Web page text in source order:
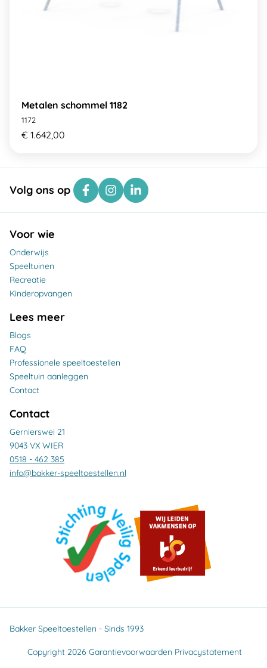
Metalen schommel 1182
1172
€ 1.642,00
Volg ons op
Voor wie
Onderwijs
Speeltuinen
Recreatie
Kinderopvangen
Lees meer
Blogs
FAQ
Professionele speeltoestellen
Speeltuin aanleggen
Contact
Contact
Gernierswei 21
9043 VX WIER
0518 - 462 385
info@bakker-speeltoestellen.nl
Bakker Speeltoestellen - Sinds 1993
Copyright 2026 Garantievoorwaarden Privacystatement